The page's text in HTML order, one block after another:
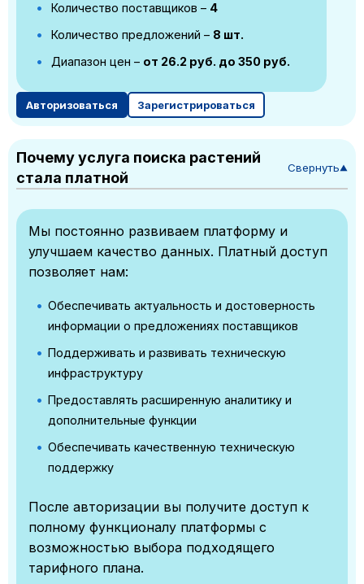
Количество поставщиков – 4
Количество предложений – 8 шт.
Диапазон цен – от 26.2 руб. до 350 руб.
Авторизоваться Зарегистрироваться
Почему услуга поиска растений
стала платной
Свернуть▼
Мы постоянно развиваем платформу и
улучшаем качество данных. Платный доступ
позволяет нам:
Обеспечивать актуальность и достоверность
информации о предложениях поставщиков
Поддерживать и развивать техническую
инфраструктуру
Предоставлять расширенную аналитику и
дополнительные функции
Обеспечивать качественную техническую
поддержку
После авторизации вы получите доступ к
полному функционалу платформы с
возможностью выбора подходящего
тарифного плана.